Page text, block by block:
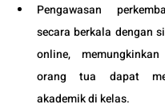
Pengawasan
secara berkala dengan
online,
orang tua dapat
akademik di kelas.